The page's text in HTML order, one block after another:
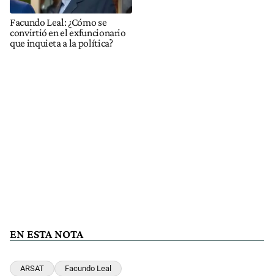
Facundo Leal: ¿Cómo se
convirtió en el exfuncionario
que inquieta a la política?
EN ESTA NOTA
ARSAT Facundo Leal